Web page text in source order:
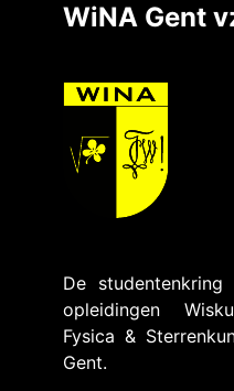
WiNA Gent
De
opleidingen
Fysica &
Gent.